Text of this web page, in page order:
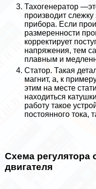
Тахогенератор
производит
прибора. Если
размеренности
корректирует
напряжения, тем
плавным и
Статор. Такая
магнит, а, к
этим на месте
находиться
работу такое
постоянного тока,
Схема регулятора
двигателя